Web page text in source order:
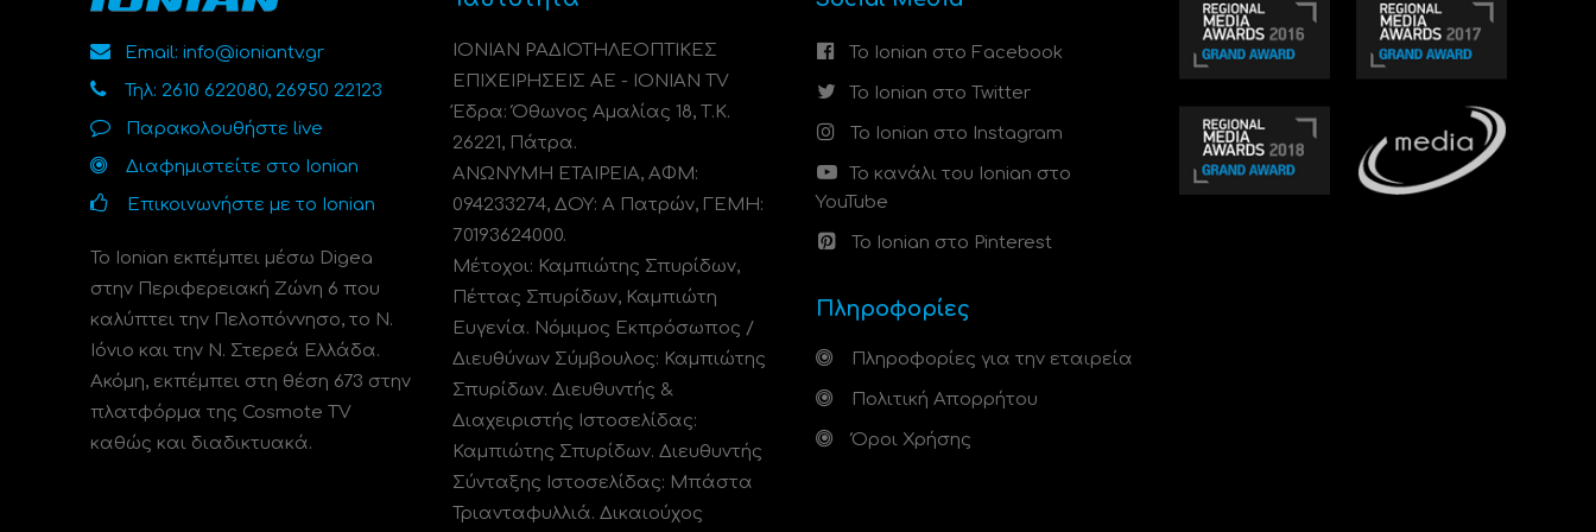
Email: info@ioniantv.gr
Τηλ: 2610 622080, 26950 22123
Παρακολουθήστε live
Διαφημιστείτε στο Ionian
Επικοινωνήστε με το Ionian
Το Ionian εκπέμπει μέσω Digea
στην Περιφερειακή Ζώνη 6 που
καλύπτει την Πελοπόννησο, το N.
Ιόνιο και την Ν. Στερεά Ελλάδα.
Ακόμη, εκπέμπει στη θέση 673 στην
πλατφόρμα της Cosmote TV
καθώς και διαδικτυακά.
ΙΟΝΙΑΝ ΡΑΔΙΟΤΗΛΕΟΠΤΙΚΕΣ
ΕΠΙΧΕΙΡΗΣΕΙΣ ΑΕ - IONIAN TV
Έδρα: Όθωνος Αμαλίας 18, Τ.Κ.
26221, Πάτρα.
ΑΝΩΝΥΜΗ ΕΤΑΙΡΕΙΑ, ΑΦΜ:
094233274, ΔΟΥ: A Πατρών, ΓΕΜΗ:
70193624000.
Μέτοχοι: Καμπιώτης Σπυρίδων,
Πέττας Σπυρίδων, Καμπιώτη
Ευγενία. Νόμιμος Εκπρόσωπος /
Διευθύνων Σύμβουλος: Καμπιώτης
Σπυρίδων. Διευθυντής &
Διαχειριστής Ιστοσελίδας:
Καμπιώτης Σπυρίδων. Διευθυντής
Σύνταξης Ιστοσελίδας: Μπάστα
Τριανταφυλλιά. Δικαιούχος
Το Ionian στο Facebook
Το Ionian στο Twitter
Το Ionian στο Instagram
Το κανάλι του Ionian στο
YouTube
Το Ionian στο Pinterest
Πληροφορίες
Πληροφορίες για την εταιρεία
Πολιτική Απορρήτου
Όροι Χρήσης